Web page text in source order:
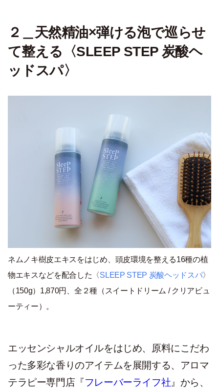
２＿天然精油×弾ける泡で巡らせ
て整える〈SLEEP STEP 炭酸ヘ
ッドスパ〉
ネムノキ樹皮エキスをはじめ、頭皮環境を整える16種の植
物エキスなどを配合した〈SLEEP STEP 炭酸ヘッドスパ〉
（150g）1,870円、全２種（スイートドリーム / クリアビュ
ーティー）。
エッセンシャルオイルをはじめ、原料にこだわ
った多彩な香りのアイテムを展開する、アロマ
テラピー専門店『フレーバーライフ社 』から、